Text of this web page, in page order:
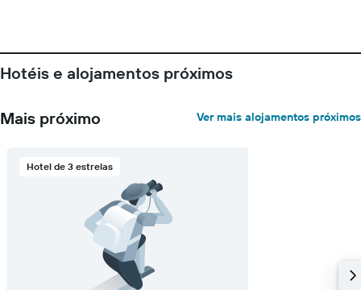
Hotéis e alojamentos próximos
Mais próximo Ver mais alojamentos próximos
Hotel de 3 estrelas